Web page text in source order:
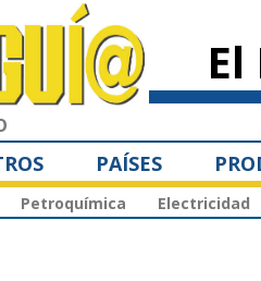
PAÍSES
Petroquímica Electricidad